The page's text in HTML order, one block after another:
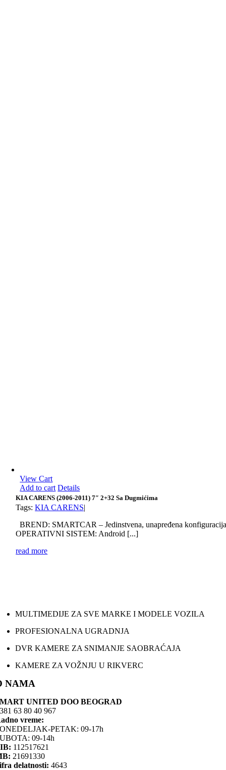
View Cart
Add to cart Details
KIA CARENS (2006-2011) 7″ 2+32 Sa Dugmićima
Tags:KIA CARENS|
BREND: SMARTCAR – Jedinstvena, unapređena
OPERATIVNI SISTEM: Android [...]
read more
MULTIMEDIJE ZA SVE MARKE I MODELE VOZILA
PROFESIONALNA UGRADNJA
DVR KAMERE ZA SNIMANJE SAOBRAĆAJA
KAMERE ZA VOŽNJU U RIKVERC
NAMA
UNITED DOO BEOGRAD
63 80 40 967
vreme:
PETAK: 09-17h
09-14h
112517621
21691330
delatnosti: 4643